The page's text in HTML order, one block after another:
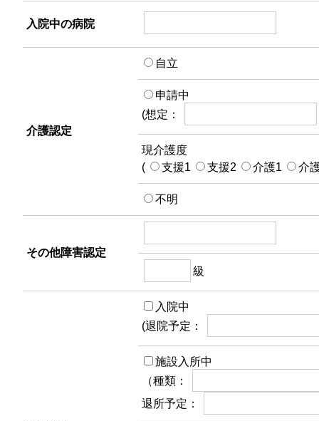
入院中の病院
介護認定
自立
申請中
(想定：
現介護度
(
支援1 支援2 介護1 介
不明
その他障害認定
級
入院中
(退院予定：
施設入所中
（種類：
退所予定：